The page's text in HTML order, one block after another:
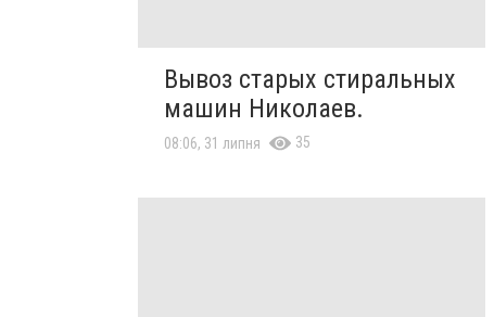
Вывоз старых стиральных
машин Николаев.
08:06, 31 липня 35